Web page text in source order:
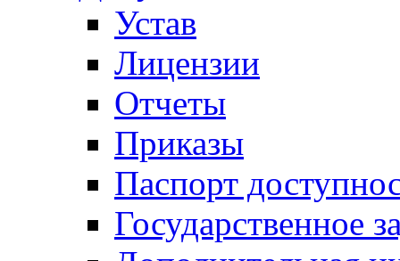
Устав
Лицензии
Отчеты
Приказы
Паспорт
Государственное